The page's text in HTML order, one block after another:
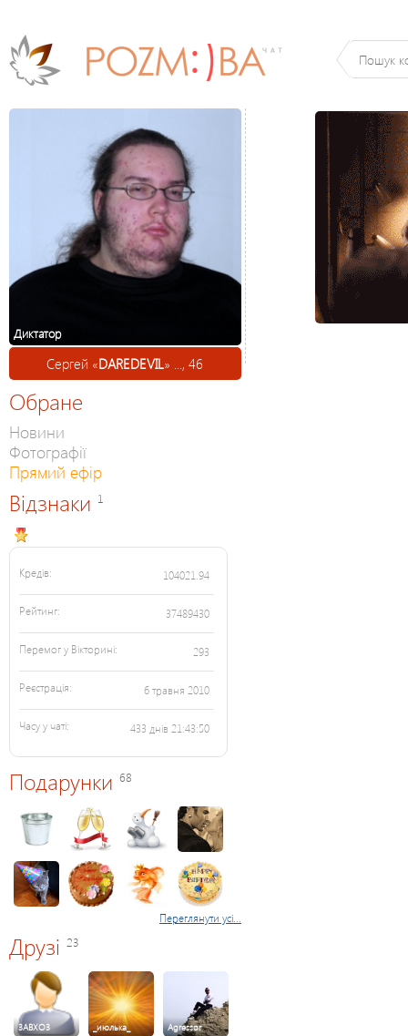
Диктатор
Сергей «DAREDEVIL» ..., 46
Обране
Новини
Фотографії
Прямий ефір
Відзнаки 1
Кредів: 104021.94
Рейтинг: 37489430
Перемог у Вікторині: 293
Реєстрація: 6 травня 2010
Часу у чаті: 433 днів 21:43:50
Подарунки 68
Переглянути усі...
Друзі 23
3ABXO3 _июлька_ Agressor